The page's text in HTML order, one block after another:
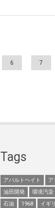
6 7
Tags
アパルトヘイト ア
油田開発
環境汚染
石油
1968 イギ